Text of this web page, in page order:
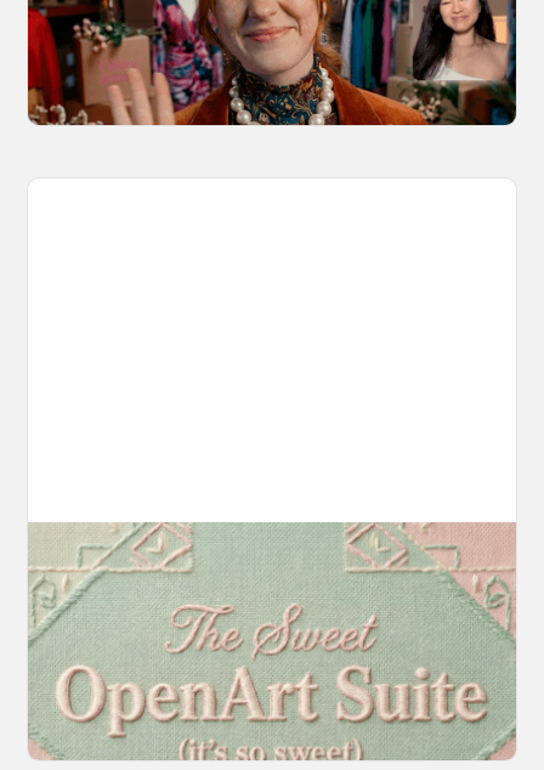
Kling 3.0 Motion Control on OpenArt, from
marketing to storytelling with amazingly
consistent motion and identity.
March 20, 2026
Introducing OpenArt Suite: Create
Without the Chaos
Every tool you need, finally in one place. We
fundamentally rearchitected the OpenArt
creation experience so your workflow finally
moves as fast as your ideas do.
March 20, 2026